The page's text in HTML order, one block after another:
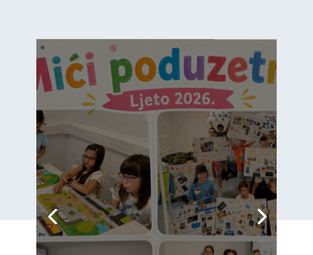
Mali Opatijci, velike ideje:
„Mići poduzetnici” privukli
rekordan interes djece i
roditelja
Djeca kroz igru, kreativnost,
govorništvo, robotiku i održivost
razvijala vještine za budućnost U
Poduzetničkom inkubatoru Grada
Opatije – Hubbaziji uspješno su završena
prva dva ovoljetna termina dječjeg